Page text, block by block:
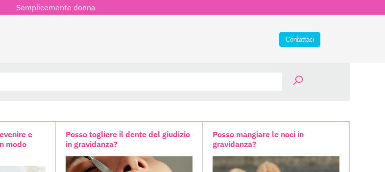
Semplicemente donna
e
modo
Posso togliere il dente del giudizio
in gravidanza?
Posso mangiare le noci in
gravidanza?